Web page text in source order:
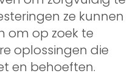
ze kunnen
om op zoek te
oplossingen die
en behoeften.